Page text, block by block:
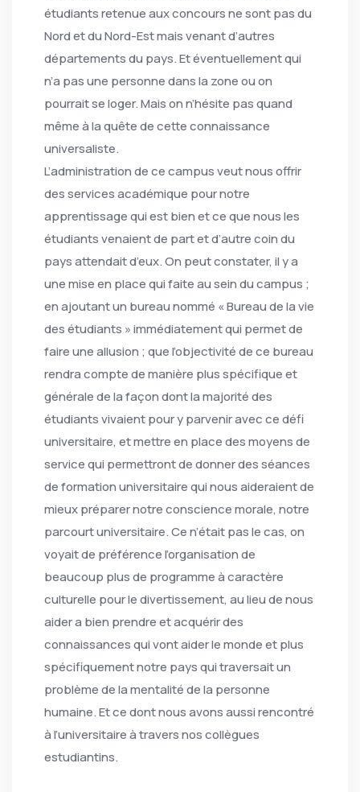
étudiants retenue aux concours ne sont pas du
Nord et du Nord-Est mais venant d’autres
départements du pays. Et éventuellement qui
n’a pas une personne dans la zone ou on
pourrait se loger. Mais on n’hésite pas quand
même à la quête de cette connaissance
universaliste.
L’administration de ce campus veut nous offrir
des services académique pour notre
apprentissage qui est bien et ce que nous les
étudiants venaient de part et d’autre coin du
pays attendait d’eux. On peut constater, il y a
une mise en place qui faite au sein du campus ;
en ajoutant un bureau nommé « Bureau de la vie
des étudiants » immédiatement qui permet de
faire une allusion ; que l’objectivité de ce bureau
rendra compte de manière plus spécifique et
générale de la façon dont la majorité des
étudiants vivaient pour y parvenir avec ce défi
universitaire, et mettre en place des moyens de
service qui permettront de donner des séances
de formation universitaire qui nous aideraient de
mieux préparer notre conscience morale, notre
parcourt universitaire. Ce n’était pas le cas, on
voyait de préférence l’organisation de
beaucoup plus de programme à caractère
culturelle pour le divertissement, au lieu de nous
aider a bien prendre et acquérir des
connaissances qui vont aider le monde et plus
spécifiquement notre pays qui traversait un
problème de la mentalité de la personne
humaine. Et ce dont nous avons aussi rencontré
à l’universitaire à travers nos collègues
estudiantins.